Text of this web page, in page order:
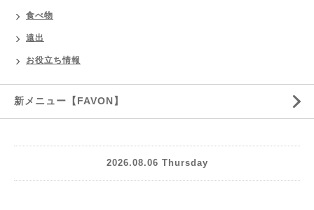
食べ物
遠出
お役立ち情報
新メニュー【FAVON】
2026.08.06 Thursday